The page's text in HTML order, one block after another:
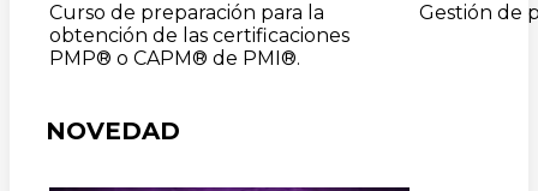
Curso de preparación para la
obtención de las certificaciones
PMP® o CAPM® de PMI®.
Gestión de
NOVEDAD